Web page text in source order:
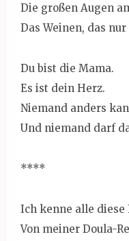
Die großen Augen
Das Weinen, das
Du bist die Mama.
Es ist dein Herz.
Niemand anders
Und niemand darf
****
Ich kenne alle diese
Von meiner Doula-